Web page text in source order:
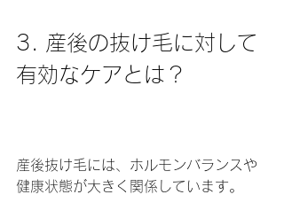
3. 産後の抜け毛に対して
有効なケアとは？
産後抜け毛には、ホルモンバランスや
健康状態が大きく関係しています。